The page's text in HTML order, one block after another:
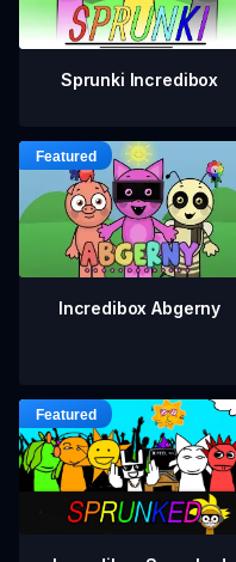
Sprunki Incredibox
Incredibox Abgerny